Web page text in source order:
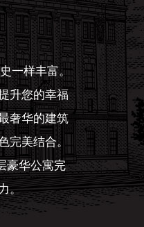
一样丰富。
升您的幸福
奢华的建筑
完美结合。
豪华公寓完
。